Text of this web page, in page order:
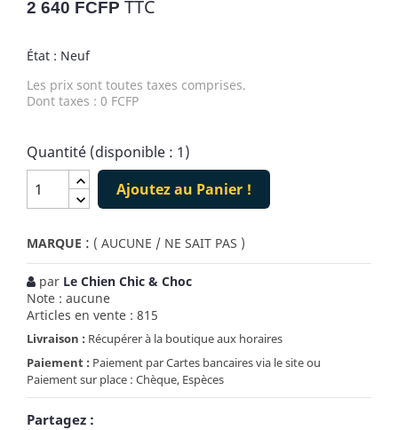
2 640 FCFP TTC
État : Neuf
Les prix sont toutes taxes comprises.
Dont taxes : 0 FCFP
Quantité (disponible : 1)
Ajoutez au Panier !
MARQUE : ( AUCUNE / NE SAIT PAS )
par Le Chien Chic & Choc
Note : aucune
Articles en vente : 815
Livraison : Récupérer à la boutique aux horaires
Paiement : Paiement par Cartes bancaires via le site ou
Paiement sur place : Chèque, Espèces
Partagez :